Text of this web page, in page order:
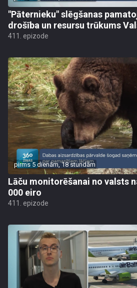
"Pāternieku" slēgšanas
drošība un resursu trūkums
411. epizode
pirms 5 dienām, 18 stundām
Lāču monitorēšanai no valsts
000 eiro
411. epizode